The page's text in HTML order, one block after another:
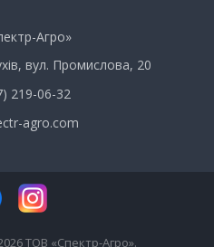
Агро»
вул. Промислова, 20
219-06-32
agro.com
ТОВ «Спектр-Агро».